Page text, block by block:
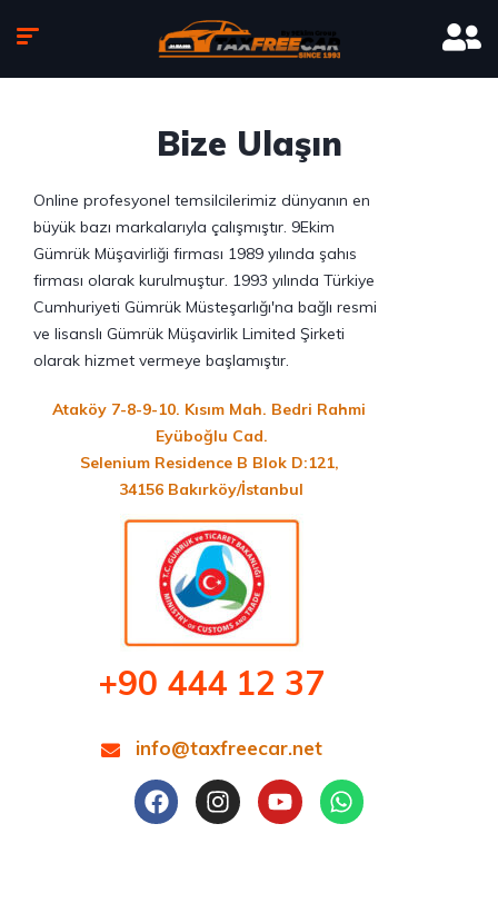
Bize Ulaşın
Online profesyonel temsilcilerimiz dünyanın en
büyük bazı markalarıyla çalışmıştır. 9Ekim
Gümrük Müşavirliği firması 1989 yılında şahıs
firması olarak kurulmuştur. 1993 yılında Türkiye
Cumhuriyeti Gümrük Müsteşarlığı'na bağlı resmi
ve lisanslı Gümrük Müşavirlik Limited Şirketi
olarak hizmet vermeye başlamıştır.
Ataköy 7-8-9-10. Kısım Mah. Bedri Rahmi
Eyüboğlu Cad.
Selenium Residence B Blok D:121,
34156 Bakırköy/İstanbul
+90 444 12 37
info@taxfreecar.net